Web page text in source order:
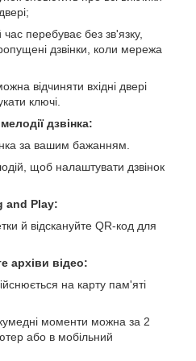
перебуває без зв'язку,
дзвінки, коли мережа
відчиняти вхідні двері
ключі.
дзвінка:
за вашим бажанням.
щоб налаштувати дзвінок
and Play:
й відскануйте QR-код для
архіви відео:
на карту пам'яті
моменти можна за 2
або в мобільний